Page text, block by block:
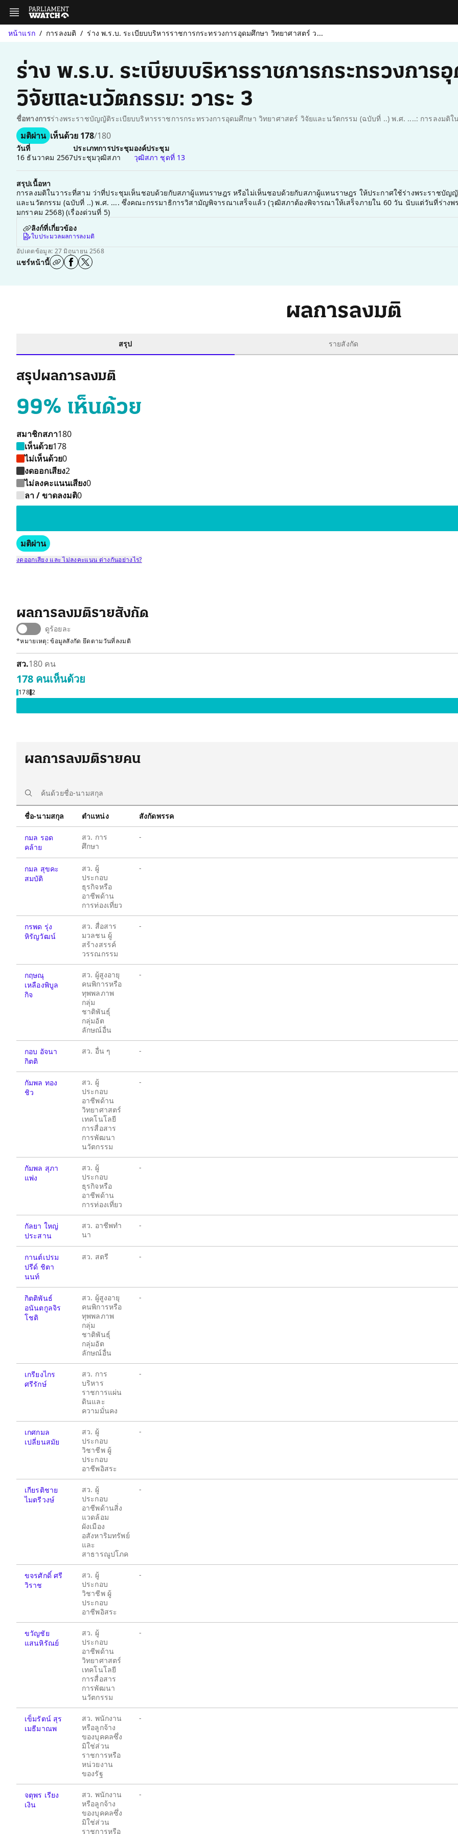
หน้าแรก การลงมติ ร่าง พ.ร.บ. ระเบียบบริหารราชการกระทรวงการอุดมศึกษา วิทยาศาสตร์ ว...
ร่าง พ.ร.บ. ระเบียบบริหารราชการกระทรวงกา
วิจัยและนวัตกรรม: วาระ 3
ชื่อทางการ
มติผ่าน เห็นด้วย 178/180
วันที่
16 ธันวาคม 2567
ประเภทการประชุม
ประชุมวุฒิสภา
องค์ประชุม
วุฒิสภา ชุดที่ 13
สรุปเนื้อหา
การลงมติในวาระที่สาม ว่าที่ประชุมเห็นชอบด้วยกับสภาผู้แทนราษฎร หรือไม่เห็นชอบด้วยกับสภาผู้แทนราษฎร ให้ประกาศใช้ร่างพระราชบัญ
และนวัตกรรม (ฉบับที่ ..) พ.ศ. .... ซึ่งคณะกรรมาธิการวิสามัญพิจารณาเสร็จแล้ว (วุฒิสภาต้องพิจารณาให้เสร็จภายใน 60 วัน นับแต่วันที่ร่า
มกราคม 2568) (เรื่องด่วนที่ 5)
ลิงก์ที่เกี่ยวข้อง
ใบประมวลผลการลงมติ
อัปเดตข้อมูล: 27 มิถุนายน 2568
แชร์หน้านี้
ผลการลงมติ
สรุป รายสังกัด
สรุปผลการลงมติ
99% เห็นด้วย
สมาชิกสภา180
เห็นด้วย178
ไม่เห็นด้วย0
งดออกเสียง2
ไม่ลงคะแนนเสียง0
ลา / ขาดลงมติ0
มติผ่าน
งดออกเสียง และ ไม่ลงคะแนน ต่างกันอย่างไร?
ผลการลงมติรายสังกัด
ดูร้อยละ
*หมายเหตุ: ข้อมูลสังกัด ยึดตามวันที่ลงมติ
สว.180 คน
178 คนเห็นด้วย
178 2
ผลการลงมติรายคน
ชื่อ-นามสกุล ตำแหน่ง สังกัดพรรค
กมล รอด
คล้าย
สว. การ
ศึกษา
-
กมล สุขคะ
สมบัติ
สว. ผู้
ประกอบ
ธุรกิจหรือ
อาชีพด้าน
การท่องเที่ยว
-
กรพด รุ่ง
หิรัญวัฒน์
สว. สื่อสาร
มวลชน ผู้
สร้างสรรค์
วรรณกรรม
-
กฤษณุ
เหลืองพิบูล
กิจ
สว. ผู้สูงอายุ
คนพิการหรือ
ทุพพลภาพ
กลุ่ม
ชาติพันธุ์
กลุ่มอัต
ลักษณ์อื่น
-
กอบ อัจนา
กิตติ
สว. อื่น ๆ -
กัมพล ทอง
ชิว
สว. ผู้
ประกอบ
อาชีพด้าน
วิทยาศาสตร์
เทคโนโลยี
การสื่อสาร
การพัฒนา
นวัตกรรม
-
กัมพล สุภา
แพ่ง
สว. ผู้
ประกอบ
ธุรกิจหรือ
อาชีพด้าน
การท่องเที่ยว
-
กัลยา ใหญ่
ประสาน
สว. อาชีพทำ
นา
-
กานต์เปรม
ปรีด์ ชิตา
นนท์
สว. สตรี -
กิตติพันธ์
อนันตกูลจิร
โชติ
สว. ผู้สูงอายุ
คนพิการหรือ
ทุพพลภาพ
กลุ่ม
ชาติพันธุ์
กลุ่มอัต
ลักษณ์อื่น
-
เกรียงไกร
ศรีรักษ์
สว. การ
บริหาร
ราชการแผ่น
ดินและ
ความมั่นคง
-
เกศกมล
เปลี่ยนสมัย
สว. ผู้
ประกอบ
วิชาชีพ ผู้
ประกอบ
อาชีพอิสระ
-
เกียรติชาย
ไมตรีวงษ์
สว. ผู้
ประกอบ
อาชีพด้านสิ่ง
แวดล้อม
ผังเมือง
อสังหาริมทรัพย์
และ
สาธารณูปโภค
-
ขจรศักดิ์ ศรี
วิราช
สว. ผู้
ประกอบ
วิชาชีพ ผู้
ประกอบ
อาชีพอิสระ
-
ขวัญชัย
แสนหิรัณย์
สว. ผู้
ประกอบ
อาชีพด้าน
วิทยาศาสตร์
เทคโนโลยี
การสื่อสาร
การพัฒนา
นวัตกรรม
-
เข็มรัตน์ สุร
เมธีมาณพ
สว. พนักงาน
หรือลูกจ้าง
ของบุคคลซึ่ง
มิใช่ส่วน
ราชการหรือ
หน่วยงาน
ของรัฐ
-
จตุพร เรียง
เงิน
สว. พนักงาน
หรือลูกจ้าง
ของบุคคลซึ่ง
มิใช่ส่วน
ราชการหรือ
-